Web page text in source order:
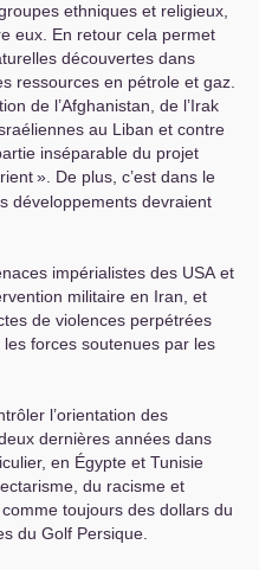
ethniques et religieux,
eux. En retour cela permet
découvertes dans
ressources en pétrole et gaz.
de l’Afghanistan, de l’Irak
au Liban et contre
inséparable du projet
». De plus, c’est dans le
développements devraient
impérialistes des USA et
militaire en Iran, et
de violences perpétrées
forces soutenues par les
l’orientation des
dernières années dans
en Égypte et Tunisie
du racisme et
toujours des dollars du
du Golf Persique.